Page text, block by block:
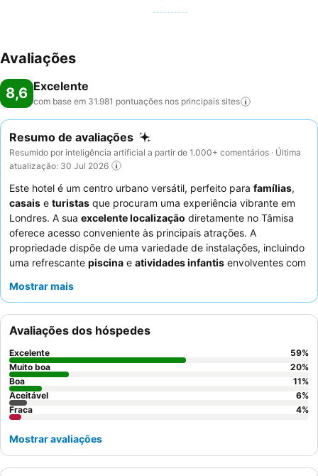
Avaliações
8,6 Excelente
com base em 31.981 pontuações nos principais sites
Resumo de avaliações
Resumido por inteligência artificial a partir de 1.000+ comentários · Última
atualização: 30 Jul 2026
Este hotel é um centro urbano versátil, perfeito para famílias,
casais e turistas que procuram uma experiência vibrante em
Londres. A sua excelente localização diretamente no Tâmisa
oferece acesso conveniente às principais atrações. A
propriedade dispõe de uma variedade de instalações, incluindo
uma refrescante piscina e atividades infantis envolventes com
consistentemente os
panorâmicas para o rio é um destaque. Para uma experiência
culinária única, considere participar numa
sumno restaurante Chino Latino, no local.
Mostrar mais
Avaliações dos hóspedes
Excelente 59%
Muito boa
20%
Boa
11%
Aceitável
6%
Fraca
4%
Mostrar avaliações